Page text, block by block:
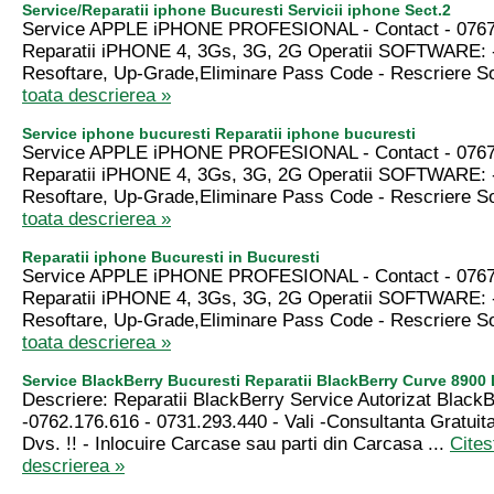
Service/Reparatii iphone Bucuresti Servicii iphone Sect.2
Service APPLE iPHONE PROFESIONAL - Contact -
Reparatii iPHONE 4, 3Gs, 3G, 2G Operatii SOFTWARE:
Resoftare, Up-Grade,Eliminare Pass Code - Rescriere
toata descrierea »
Service iphone bucuresti Reparatii iphone bucuresti
Service APPLE iPHONE PROFESIONAL - Contact -
Reparatii iPHONE 4, 3Gs, 3G, 2G Operatii SOFTWARE:
Resoftare, Up-Grade,Eliminare Pass Code - Rescriere
toata descrierea »
Reparatii iphone Bucuresti in Bucuresti
Service APPLE iPHONE PROFESIONAL - Contact -
Reparatii iPHONE 4, 3Gs, 3G, 2G Operatii SOFTWARE:
Resoftare, Up-Grade,Eliminare Pass Code - Rescriere
toata descrierea »
Service BlackBerry Bucuresti Reparatii BlackBerry Curve 8900
Descriere: Reparatii BlackBerry Service Autorizat
-0762.176.616 - 0731.293.440 - Vali -Consultanta
Dvs. !! - Inlocuire Carcase sau parti din Carcasa ...
descrierea »